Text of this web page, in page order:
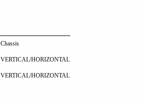
Chassis
VERTICAL/HORIZONTAL
VERTICAL/HORIZONTAL